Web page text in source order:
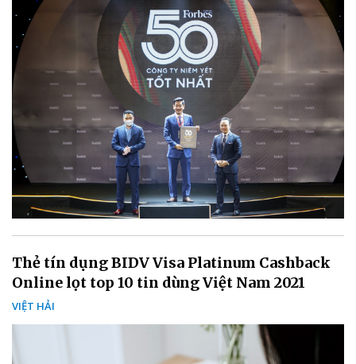
Thẻ tín dụng BIDV Visa Platinum Cashback
Online lọt top 10 tin dùng Việt Nam 2021
VIỆT HẢI